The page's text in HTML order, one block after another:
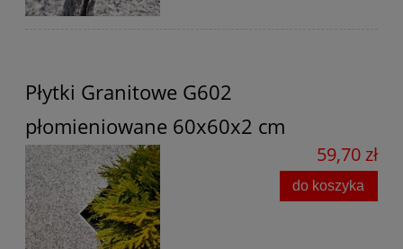
Płytki Granitowe G602
płomieniowane 60x60x2 cm
59,70 zł
do koszyka